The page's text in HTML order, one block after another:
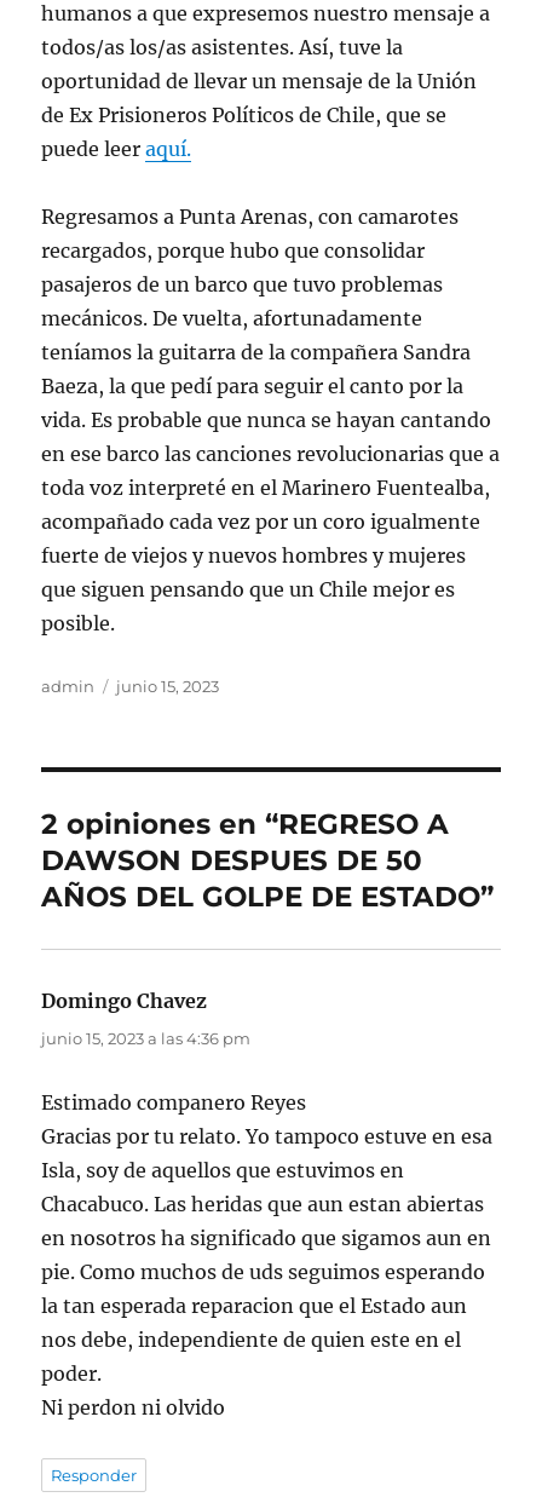
humanos a que expresemos nuestro mensaje a
todos/as los/as asistentes. Así, tuve la
oportunidad de llevar un mensaje de la Unión
de Ex Prisioneros Políticos de Chile, que se
puede leeraquí.
Regresamos a Punta Arenas, con camarotes
recargados, porque hubo que consolidar
pasajeros de un barco que tuvo problemas
mecánicos. De vuelta, afortunadamente
teníamos la guitarra de la compañera Sandra
Baeza, la que pedí para seguir el canto por la
vida. Es probable que nunca se hayan cantando
en ese barco las canciones revolucionarias que a
toda voz interpreté en el Marinero Fuentealba,
acompañado cada vez por un coro igualmente
fuerte de viejos y nuevos hombres y mujeres
que siguen pensando que un Chile mejor es
posible.
Autor
admin
Publicado
junio 15, 2023
2 opiniones en “REGRESO A
DAWSON DESPUES DE 50
AÑOS DEL GOLPE DE ESTADO”
Domingo Chavez
junio 15, 2023 a las 4:36 pm
Estimado companero Reyes
Gracias por tu relato. Yo tampoco estuve en esa
Isla, soy de aquellos que estuvimos en
Chacabuco. Las heridas que aun estan abiertas
en nosotros ha significado que sigamos aun en
pie. Como muchos de uds seguimos esperando
la tan esperada reparacion que el Estado aun
nos debe, independiente de quien este en el
poder.
Ni perdon ni olvido
Responder